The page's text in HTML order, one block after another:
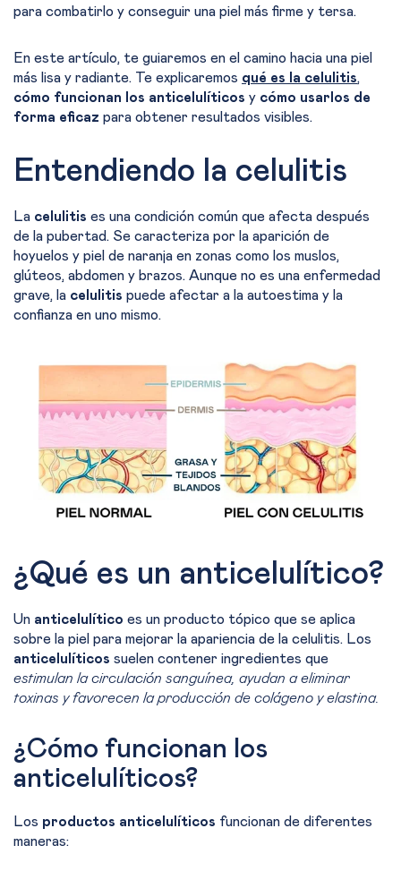
para combatirlo y conseguir una piel más firme y tersa.
En este artículo, te guiaremos en el camino hacia una piel
más lisa y radiante. Te explicaremos qué es la celulitis,
cómo funcionan los anticelulíticos y cómo usarlos de
forma eficaz para obtener resultados visibles.
Entendiendo la celulitis
La celulitis es una condición común que afecta después
de la pubertad. Se caracteriza por la aparición de
hoyuelos y piel de naranja en zonas como los muslos,
glúteos, abdomen y brazos. Aunque no es una enfermedad
grave, la celulitis puede afectar a la autoestima y la
confianza en uno mismo.
¿Qué es un anticelulítico?
Un anticelulítico es un producto tópico que se aplica
sobre la piel para mejorar la apariencia de la celulitis. Los
anticelulíticos suelen contener ingredientes que
estimulan la circulación sanguínea, ayudan a eliminar
toxinas y favorecen la producción de colágeno y elastina.
¿Cómo funcionan los
anticelulíticos?
Los productos anticelulíticos funcionan de diferentes
maneras: